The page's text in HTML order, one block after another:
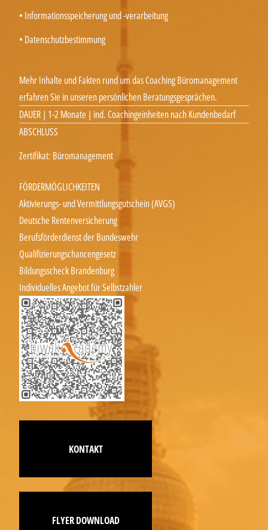
• Informationsspeicherung und -verarbeitung
• Datenschutzbestimmung
Mehr Inhalte und Fakten rund um das Coaching Büromanagement
erfahren Sie in unseren persönlichen Beratungsgesprächen.
DAUER | 1-2 Monate | ind. Coachingeinheiten nach Kundenbedarf
ABSCHLUSS
Zertifikat: Büromanagement
FÖRDERMÖGLICHKEITEN
Aktivierungs- und Vermittlungsgutschein (AVGS)
Deutsche Rentenversicherung
Berufsförderdienst der Bundeswehr
Qualifizierungschancengesetz
Bildungsscheck Brandenburg
Individuelles Angebot für Selbstzahler
KONTAKT
FLYER DOWNLOAD